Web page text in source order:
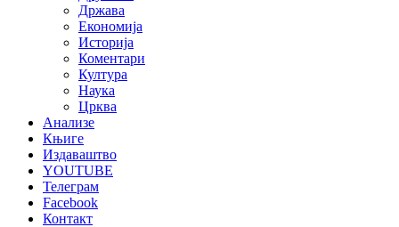
Држава
Економија
Историја
Коментари
Култура
Наука
Црква
Анализе
Књиге
Издаваштво
YOUTUBE
Телеграм
Facebook
Контакт